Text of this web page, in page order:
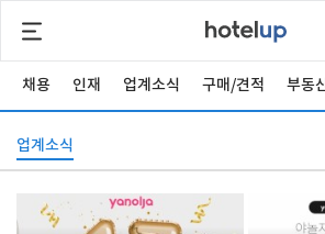
채용 인재 업계소식 구매/견적 부동
업계소식